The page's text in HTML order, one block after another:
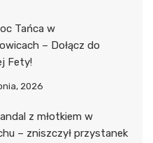
Tańca w
– Dołącz do
Fety!
2026
z młotkiem w
– zniszczył przystanek